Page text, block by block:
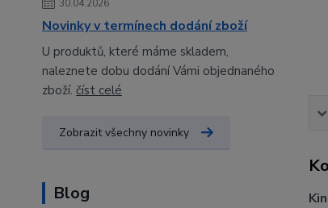
30.04.2026
Novinky v termínech dodání zboží
U produktů, které máme skladem,
naleznete dobu dodání Vámi objednaného
zboží. číst celé
Zobrazit všechny novinky
Blog